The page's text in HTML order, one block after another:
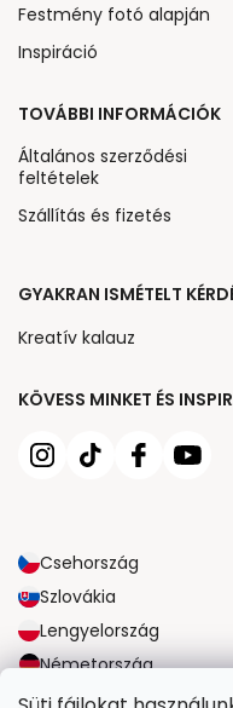
KÖVESS MINKET ÉS
Csehország
Szlovákia
Lengyelország
Németország
Nagy-Britannia
Festmény fotó alapján
Inspiráció
TOVÁBBI INFORMÁCIÓK
Általános szerződési
feltételek
Szállítás és fizetés
GYAKRAN ISMÉTELT
Kreatív kalauz